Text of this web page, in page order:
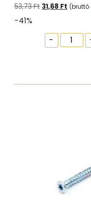
53,73Ft Original
53,73 Ft.
31,68 Ft
31,68
(bruttó
-41%
-
csavar,
fejjel,